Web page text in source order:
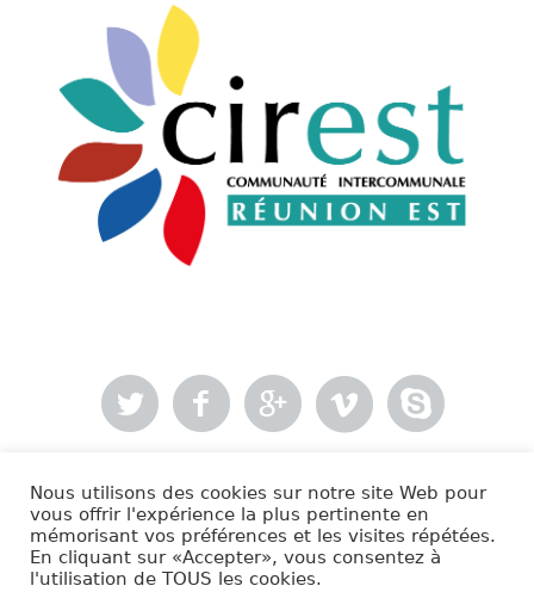
- Mentions légales
Cirest © 2020 | Tous droits réservés.
Nous utilisons des cookies sur notre site Web pour
vous offrir l'expérience la plus pertinente en
mémorisant vos préférences et les visites répétées.
En cliquant sur «Accepter», vous consentez à
l'utilisation de TOUS les cookies.